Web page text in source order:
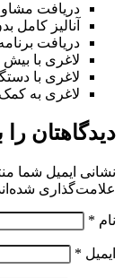
دریافت
آنالیز کامل
دریافت
لاغری با بیش از ۱۲ دستگاه چربی
لاغری با
لاغری به
دیدگاهتان را
نشانی ایمیل شما
علامت‌گذاری
نام *
ایمیل *